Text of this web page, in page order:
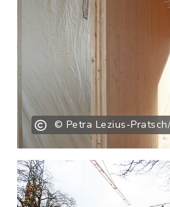
© Petra Lezius-